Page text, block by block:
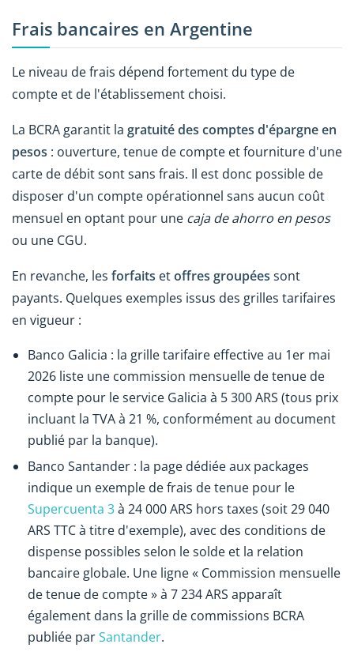
Frais bancaires en Argentine
Le niveau de frais dépend fortement du type de
compte et de l'établissement choisi.
La BCRA garantit la gratuité des comptes d'épargne en
pesos : ouverture, tenue de compte et fourniture d'une
carte de débit sont sans frais. Il est donc possible de
disposer d'un compte opérationnel sans aucun coût
mensuel en optant pour une caja de ahorro en pesos
ou une CGU.
En revanche, les forfaits etoffres groupées sont
payants. Quelques exemples issus des grilles tarifaires
en vigueur :
Banco Galicia : la grille tarifaire effective au 1er mai
2026 liste une commission mensuelle de tenue de
compte pour le service Galicia à 5 300 ARS (tous prix
incluant la TVA à 21 %, conformément au document
publié par la banque).
Banco Santander : la page dédiée aux packages
indique un exemple de frais de tenue pour le
Supercuenta 3à 24 000 ARS hors taxes (soit 29 040
ARS TTC à titre d'exemple), avec des conditions de
dispense possibles selon le solde et la relation
bancaire globale. Une ligne « Commission mensuelle
de tenue de compte » à 7 234 ARS apparaît
également dans la grille de commissions BCRA
publiée parSantander.